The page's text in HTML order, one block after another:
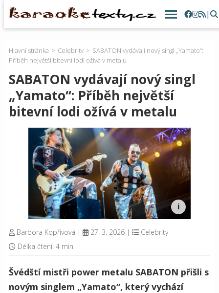
|
Hlavní stránka Celebrity
SABATON vydávají nový singl „Yamato“:
Příběh největší bitevní lodi ožívá v metalu
SABATON vydávají nový singl
„Yamato“: Příběh největší
bitevní lodi ožívá v metalu
Barbora Kopřivová | 27. 3. 2026 |
Celebrity
Délka čtení: 4 min
Švédští mistři power metalu SABATON přišli s
novým singlem „Yamato“, který vychází